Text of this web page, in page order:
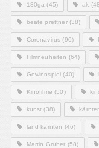
180ga (45) ak
beate prettner(38)
Coronavirus (90)
Filmneuheiten (64)
Gewinnspiel (40)
Kinofilme (50)
kunst (38)
land kärnten (46)
Martin Gruber (58)